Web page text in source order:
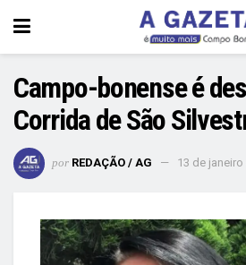
Campo-bonense é
Corrida de São
por REDAÇÃO / AG 13 de janeiro